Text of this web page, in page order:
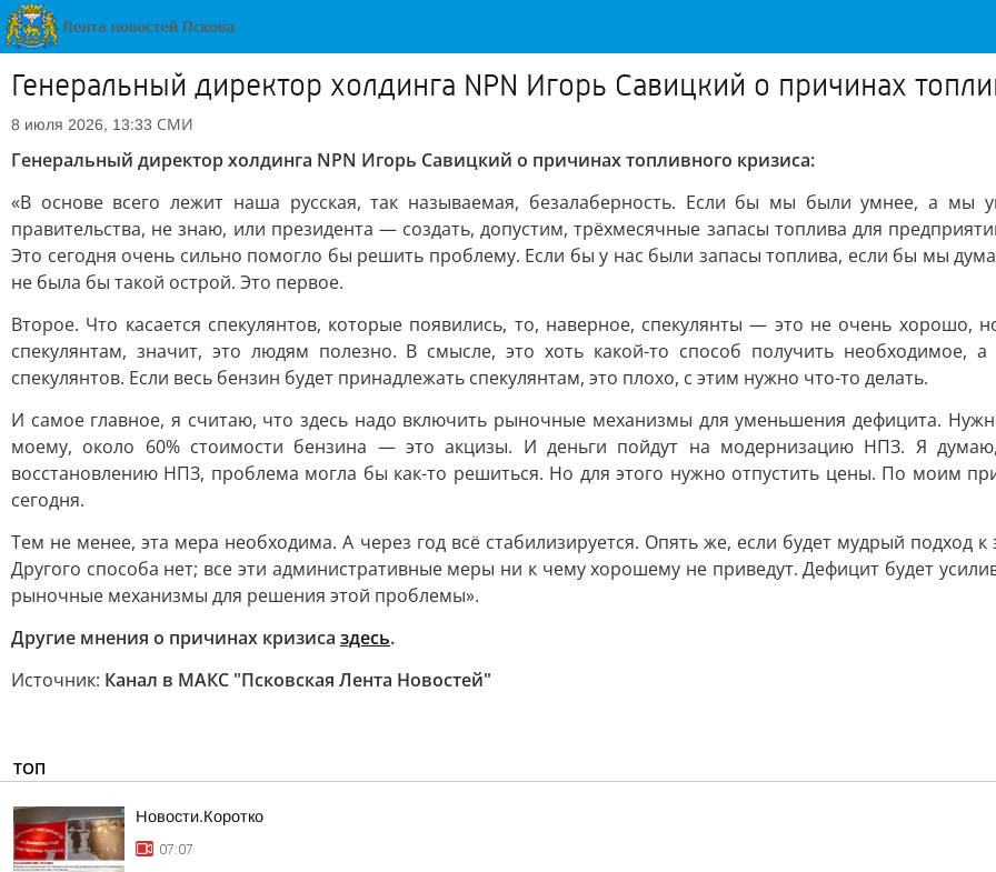
Генеральный директор холдинга NPN Игорь Савицкий о причинах
8 июля 2026, 13:33 СМИ
Генеральный директор холдинга NPN Игорь Савицкий о причинах топливного кризиса:
«В основе всего лежит наша русская, так называемая, безалаберность. Если бы мы были умнее, а
правительства, не знаю, или президента — создать, допустим, трёхмесячные запасы топлива для
Это сегодня очень сильно помогло бы решить проблему. Если бы у нас были запасы топлива, если бы мы
не была бы такой острой. Это первое.
Второе. Что касается спекулянтов, которые появились, то, наверное, спекулянты — это не очень
спекулянтам, значит, это людям полезно. В смысле, это хоть какой-то способ получить необходимое,
спекулянтов. Если весь бензин будет принадлежать спекулянтам, это плохо, с этим нужно что-то делать.
И самое главное, я считаю, что здесь надо включить рыночные механизмы для уменьшения дефицита.
моему, около 60% стоимости бензина — это акцизы. И деньги пойдут на модернизацию НПЗ. Я
восстановлению НПЗ, проблема могла бы как-то решиться. Но для этого нужно отпустить цены. По моим
сегодня.
Тем не менее, эта мера необходима. А через год всё стабилизируется. Опять же, если будет мудрый подход к
Другого способа нет; все эти административные меры ни к чему хорошему не приведут. Дефицит будет
рыночные механизмы для решения этой проблемы».
Другие мнения о причинах кризиса здесь.
Источник: Канал в МАКС "Псковская Лента Новостей"
ТОП
Новости.Коротко
07:07